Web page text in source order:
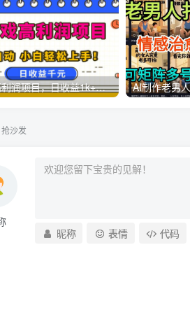
游戏高利润项目，日收益1k+，全自动，无需值守，解放双手，小白轻松上手【揭秘】
抢沙发
昵称 表情 代码